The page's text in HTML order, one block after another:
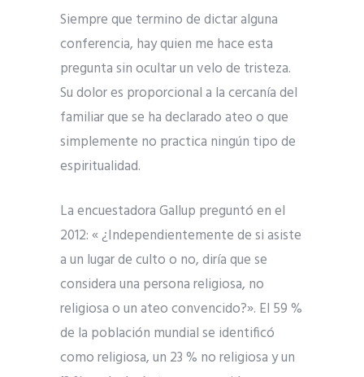
Siempre que termino de dictar alguna
conferencia, hay quien me hace esta
pregunta sin ocultar un velo de tristeza.
Su dolor es proporcional a la cercanía del
familiar que se ha declarado ateo o que
simplemente no practica ningún tipo de
espiritualidad.
La encuestadora Gallup preguntó en el
2012: « ¿Independientemente de si asiste
a un lugar de culto o no, diría que se
considera una persona religiosa, no
religiosa o un ateo convencido?». El 59 %
de la población mundial se identificó
como religiosa, un 23 % no religiosa y un